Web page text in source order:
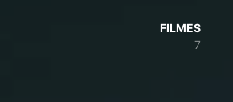
FILMES
7